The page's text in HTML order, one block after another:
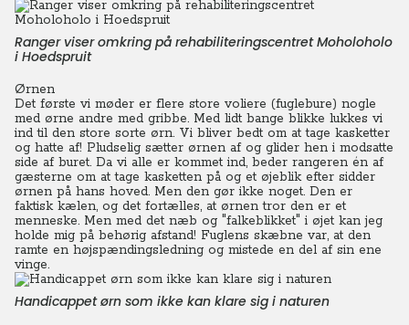
Ranger viser omkring på rehabiliteringscentret Moholoholo
i Hoedspruit
Ørnen
Det første vi møder er flere store voliere (fuglebure) nogle
med ørne andre med gribbe. Med lidt bange blikke lukkes vi
ind til den store sorte ørn. Vi bliver bedt om at tage kasketter
og hatte af! Pludselig sætter ørnen af og glider hen i modsatte
side af buret. Da vi alle er kommet ind, beder rangeren én af
gæsterne om at tage kasketten på og et øjeblik efter sidder
ørnen på hans hoved. Men den gør ikke noget. Den er
faktisk kælen, og det fortælles, at ørnen tror den er et
menneske. Men med det næb og "falkeblikket" i øjet kan jeg
holde mig på behørig afstand! Fuglens skæbne var, at den
ramte en højspændingsledning og mistede en del af sin ene
vinge.
Handicappet ørn som ikke kan klare sig i naturen